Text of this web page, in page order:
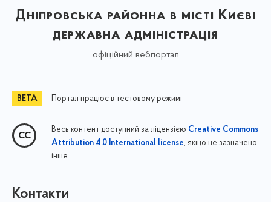
Дніпровська районна в місті Києві
державна адміністрація
офіційний вебпортал
Портал працює в тестовому режимі
Весь контент доступний за ліцензією Creative Commons
Attribution 4.0 International license, якщо не зазначено
інше
Контакти